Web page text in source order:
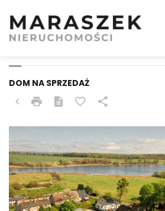
OSTRÓDA (GW),
KRAPLEWO
DOM NA SPRZEDAŻ